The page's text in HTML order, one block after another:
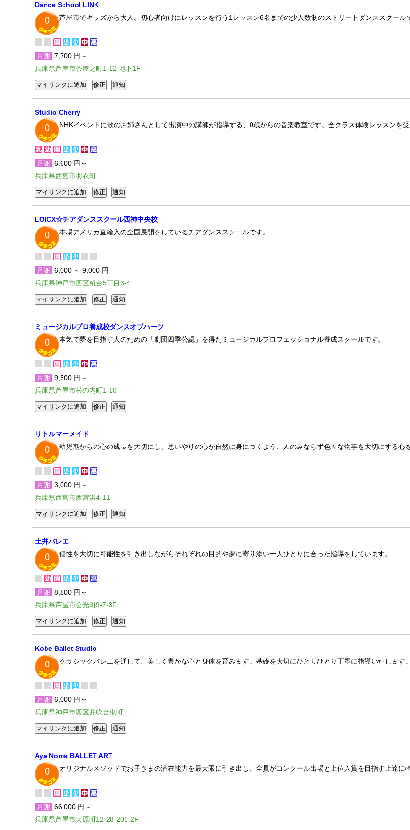
Dance School LINK
0 芦屋市でキッズから大人。初心者向けにレッスンを行う1レッスン6名までの少人数制のストリートダンススクール
月謝 7,700 円～
兵庫県芦屋市茶屋之町1-12 地下1F
Studio Cherry
0 NHKイベントに歌のお姉さんとして出演中の講師が指導する、0歳からの音楽教室です。全クラス体験レッスンを
月謝 6,600 円～
兵庫県西宮市羽衣町
LOICX☆チアダンススクール西神中央校
0 本場アメリカ直輸入の全国展開をしているチアダンススクールです。
月謝 6,000 ～ 9,000 円
兵庫県神戸市西区糀台5丁目3-4
ミュージカルプロ養成校ダンスオブハーツ
0 本気で夢を目指す人のための「劇団四季公認」を得たミュージカルプロフェッショナル養成スクールです。
月謝 9,500 円～
兵庫県芦屋市松の内町1-10
リトルマーメイド
0 幼児期からの心の成長を大切にし、思いやりの心が自然に身につくよう、人のみならず色々な物事を大切にする心
月謝 3,000 円～
兵庫県西宮市西宮浜4-11
土井バレエ
0 個性を大切に可能性を引き出しながらそれぞれの目的や夢に寄り添い一人ひとりに合った指導をしています。
月謝 8,800 円～
兵庫県芦屋市公光町9-7-3F
Kobe Ballet Studio
0 クラシックバレエを通して、美しく豊かな心と身体を育みます。基礎を大切にひとりひとり丁寧に指導いたします。
月謝 6,000 円～
兵庫県神戸市西区井吹台東町
Aya Noma BALLET ART
0 オリジナルメソッドでお子さまの潜在能力を最大限に引き出し、全員がコンクール出場と上位入賞を目指す上達に
月謝 66,000 円～
兵庫県芦屋市大原町12-28-201-2F